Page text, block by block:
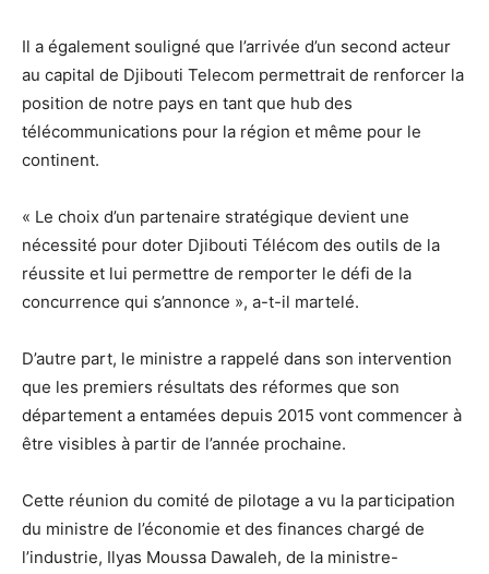
Il a également souligné que l’arrivée d’un second acteur
au capital de Djibouti Telecom permettrait de renforcer la
position de notre pays en tant que hub des
télécommunications pour la région et même pour le
continent.
« Le choix d’un partenaire stratégique devient une
nécessité pour doter Djibouti Télécom des outils de la
réussite et lui permettre de remporter le défi de la
concurrence qui s’annonce », a-t-il martelé.
D’autre part, le ministre a rappelé dans son intervention
que les premiers résultats des réformes que son
département a entamées depuis 2015 vont commencer à
être visibles à partir de l’année prochaine.
Cette réunion du comité de pilotage a vu la participation
du ministre de l’économie et des finances chargé de
l’industrie, Ilyas Moussa Dawaleh, de la ministre-